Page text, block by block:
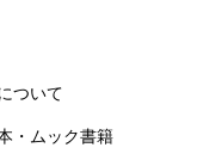
ついて
・ムック書籍